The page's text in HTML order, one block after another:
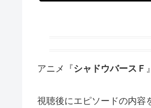
アニメ『 シャドウバースＦ
視聴後にエピソードの内容